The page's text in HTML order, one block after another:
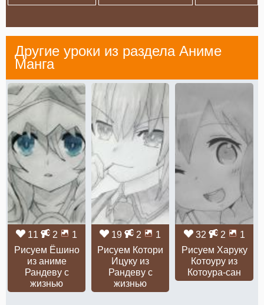
Другие уроки из раздела Аниме
Манга
11 2
1
Рисуем Ёшино
из аниме
Рандеву с
жизнью
19 2
1
Рисуем Котори
Ицуку из
Рандеву с
жизнью
32 2
1
Рисуем Харуку
Котоуру из
Котоура-сан